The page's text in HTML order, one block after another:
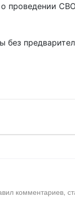
о проведении
без
комментариев,